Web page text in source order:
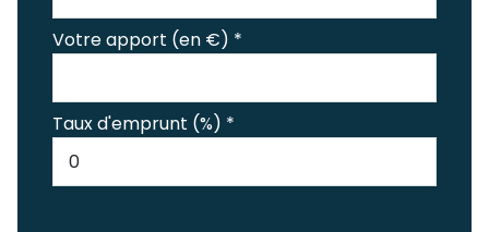
Votre apport (en €) *
Taux d'emprunt (%) *